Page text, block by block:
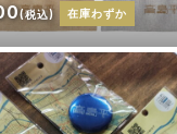
(税込) 在庫わずか